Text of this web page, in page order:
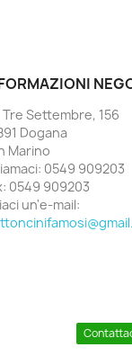
Tre Settembre, 156
Dogana
Marino
0549 909203
0549 909203
un'e-mail: